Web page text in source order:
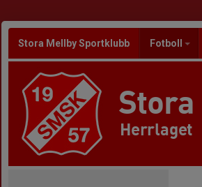
Stora Mellby Sportklubb Fotboll
Herrlaget